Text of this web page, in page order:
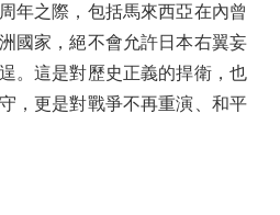
年之際，包括馬來西亞在內曾
國家，絕不會允許日本右翼妄
。這是對歷史正義的捍衛，也
，更是對戰爭不再重演、和平